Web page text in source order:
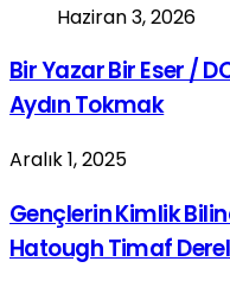
Haziran 3, 2026
Bir Yazar Bir Eser /
Aydın Tokmak
Aralık 1, 2025
Gençlerin Kimlik
Hatough Timaf